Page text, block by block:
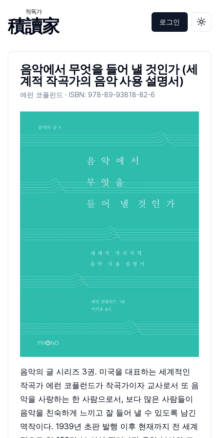
積讀家
적독가
로그인 테마
음악에서 무엇을 들어 낼 것인가 (세
계적 작곡가의 음악 사용 설명서)
에런 코플런드 · ISBN: 978-89-93818-82-6
음악의 글 시리즈 3권. 미국을 대표하는 세계적인
작곡가 에런 코플런드가 작곡가이자 교사로서 또 음
악을 사랑하는 한 사람으로서, 보다 많은 사람들이
음악을 친숙하게 느끼고 잘 들어 낼 수 있도록 남긴
역작이다. 1939년 초판 발행 이후 현재까지 전 세계